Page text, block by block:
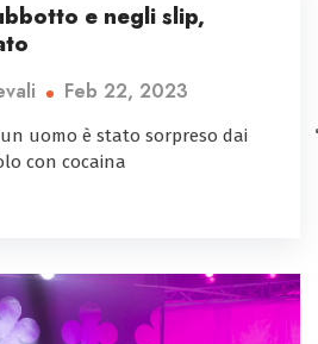
e negli slip,
Feb 22, 2023
un uomo è stato sorpreso dai
con cocaina